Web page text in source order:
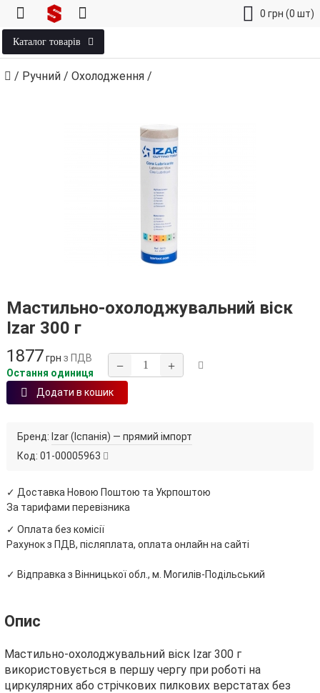
0 грн (0 шт)
Каталог товарів
/ Ручний / Охолодження /
Мастильно-охолоджувальний віск
Izar 300 г
1877грн з ПДВ
Остання одиниця
− +
Додати в кошик
Бренд: Izar (Іспанія) — прямий імпорт
Код: 01-00005963
✓ Доставка Новою Поштою та Укрпоштою
За тарифами перевізника
✓ Оплата без комісії
Рахунок з ПДВ, післяплата, оплата онлайн на сайті
✓ Відправка з Вінницької обл., м. Могилів-Подільський
Опис
Мастильно-охолоджувальний віск Izar 300 г
використовується в першу чергу при роботі на
циркулярних або стрічкових пилкових верстатах без